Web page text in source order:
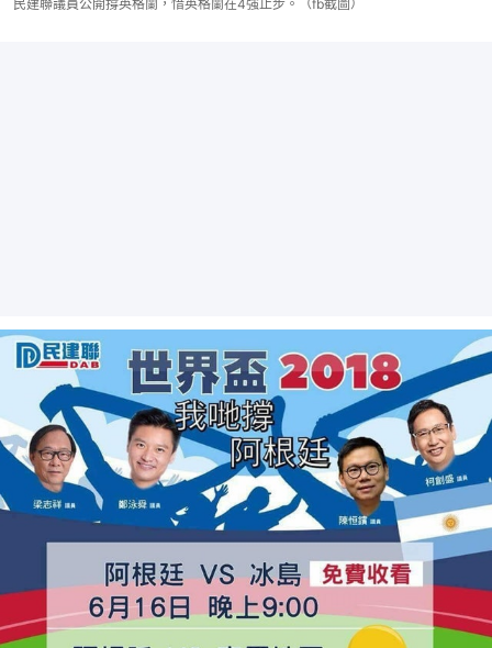
民建聯議員公開撐英格蘭，惜英格蘭在4強止步。（fb截圖）